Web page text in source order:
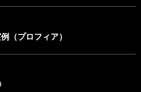
（プロフィア）